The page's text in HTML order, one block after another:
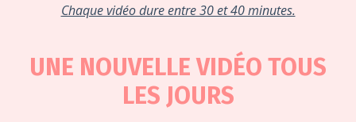
Chaque vidéo dure entre 30 et 40 minutes.
UNE NOUVELLE VIDÉO TOUS
LES JOURS